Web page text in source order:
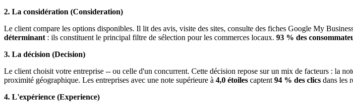
2. La considération (Consideration)
Le client compare les options disponibles. Il lit des avis, visite des sites, consulte des fiches Google My
déterminant : ils constituent le principal filtre de sélection pour les commerces locaux. 93 % des
3. La décision (Decision)
Le client choisit votre entreprise -- ou celle d'un concurrent. Cette décision repose sur un mix de facteurs : la
proximité géographique. Les entreprises avec une note supérieure à 4,0 étoiles captent 94 % des clics dans les
4. L'expérience (Experience)